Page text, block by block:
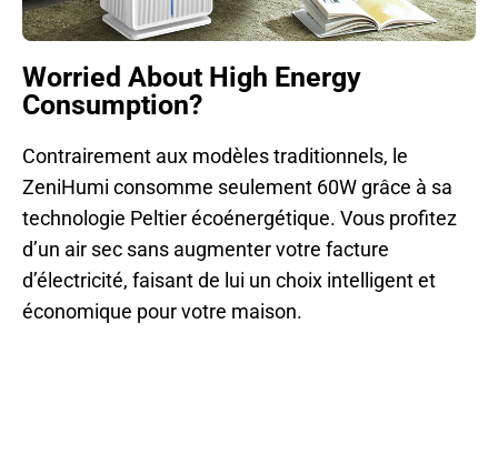
Worried About High Energy
Consumption?
Contrairement aux modèles traditionnels, le
ZeniHumi consomme seulement 60W grâce à sa
technologie Peltier écoénergétique. Vous profitez
d’un air sec sans augmenter votre facture
d’électricité, faisant de lui un choix intelligent et
économique pour votre maison.